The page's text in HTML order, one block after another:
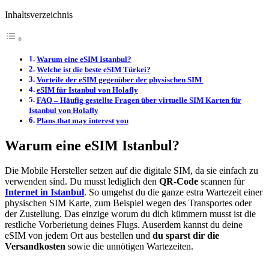
Inhaltsverzeichnis
Warum eine eSIM Istanbul?
Welche ist die beste eSIM Türkei?
Vorteile der eSIM gegenüber der physischen SIM
eSIM für Istanbul von Holafly
FAQ – Häufig gestellte Fragen über virtuelle SIM Karten für
Istanbul von Holafly
Plans that may interest you
Warum eine eSIM Istanbul?
Die Mobile Hersteller setzen auf die digitale SIM, da sie einfach zu
verwenden sind. Du musst lediglich den QR-Code scannen für
Internet in Istanbul. So umgehst du die ganze estra Wartezeit einer
physischen SIM Karte, zum Beispiel wegen des Transportes oder
der Zustellung. Das einzige worum du dich kümmern musst ist die
restliche Vorberietung deines Flugs. Auserdem kannst du deine
eSIM von jedem Ort aus bestellen und du sparst dir die
Versandkosten sowie die unnötigen Wartezeiten.